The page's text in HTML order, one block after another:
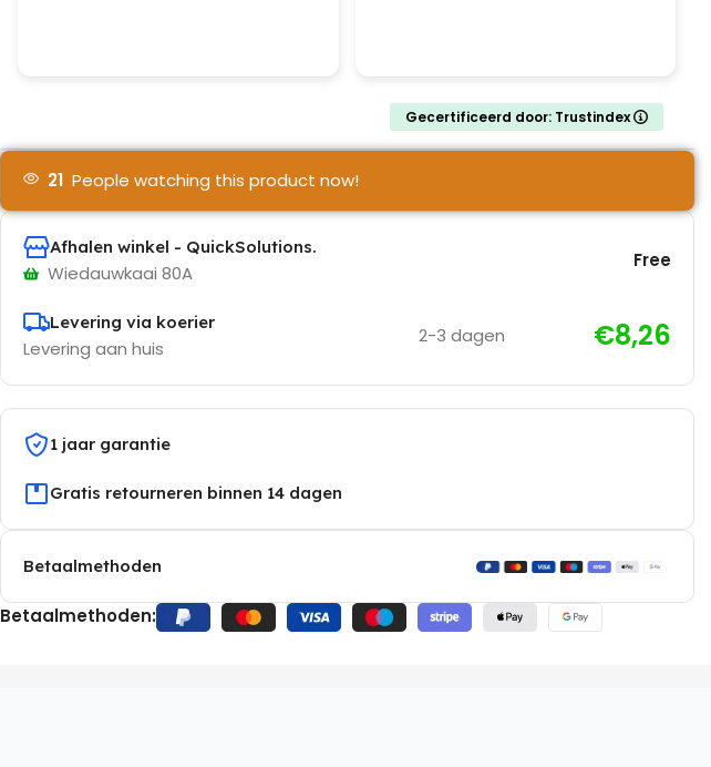
Gecertificeerd door: Trustindex
21 People watching this product now!
Afhalen winkel - QuickSolutions.
Wiedauwkaai 80A
Free
Levering via koerier
Levering aan huis
2-3 dagen €8,26
1 jaar garantie
Gratis retourneren binnen 14 dagen
Betaalmethoden
Betaalmethoden: